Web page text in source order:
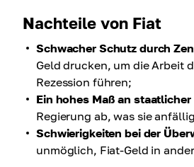
Nachteile von Fiat
Schwacher Schutz durch
Geld drucken, um die Arbeit
Rezession führen;
Ein hohes Maß an
Regierung ab, was sie
Schwierigkeiten bei der
unmöglich, Fiat-Geld in